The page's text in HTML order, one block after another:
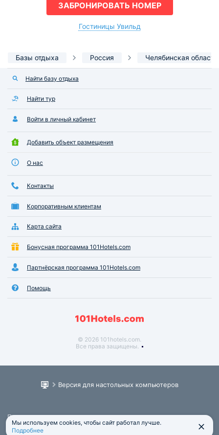
ЗАБРОНИРОВАТЬ НОМЕР
Гостиницы Увильд
Базы отдыха Россия Челябинская область
Найти базу отдыха
Найти тур
Войти в личный кабинет
Добавить объект размещения
О нас
Контакты
Корпоративным клиентам
Карта сайта
Бонусная программа 101Hotels.com
Партнёрская программа 101Hotels.com
Помощь
© 2026 101hotels.com.
Все права защищены.
Версия для настольных компьютеров
Пользовательское соглашение
Юридическая информация
Мы используем cookies, чтобы сайт работал лучше.
Подробнее